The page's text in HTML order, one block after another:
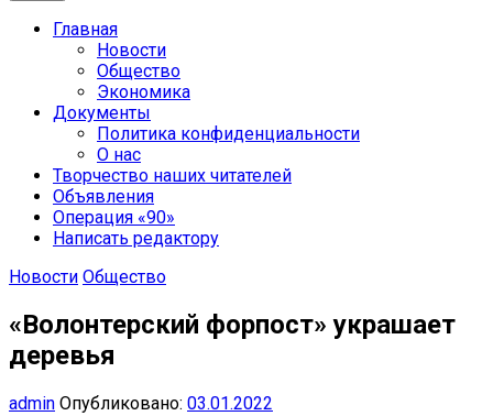
Главная
Новости
Общество
Экономика
Документы
Политика конфиденциальности
О нас
Творчество наших читателей
Объявления
Операция «90»
Написать редактору
Новости Общество
«Волонтерский форпост» украшает
деревья
admin Опубликовано: 03.01.2022